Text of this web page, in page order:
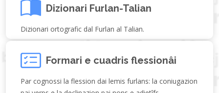
Dizionari Furlan-Talian
Dizionari ortografic dal Furlan al Talian.
Formari e cuadris flessionâi
Par cognossi la flession dai lemis furlans: la coniugazion